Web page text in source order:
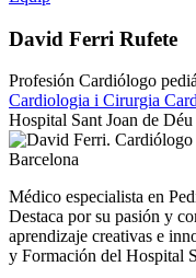
David Ferri Rufete
Profesión Cardiólogo
Cardiologia i Cirurgia
Hospital Sant Joan de
Médico especialista en
Destaca por su pasión y
aprendizaje creativas e
y Formación del Hospital